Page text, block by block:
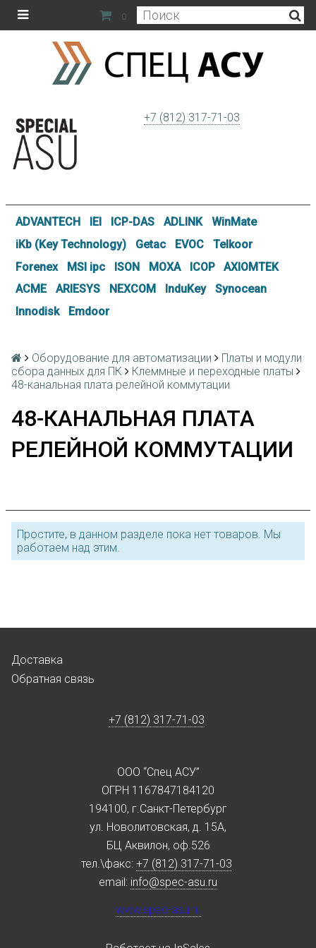
0
+7 (812) 317-71-03
ADVANTECH IEI ICP-DAS ADLINK
WinMate
iKb (Key Technology)
Getac EVOC
Telkoor
Forenex
MSI ipc ISON MOXA ICOP
AXIOMTEK
ACME
ARIESYS NEXCOM InduKey
Synocean
Innodisk
Emdoor
Оборудование для автоматизации
Платы и модули
сбора данных для ПК
Клеммные и переходные платы
48-канальная плата релейной коммутации
48-КАНАЛЬНАЯ ПЛАТА
РЕЛЕЙНОЙ КОММУТАЦИИ
Простите, в данном разделе пока нет товаров. Мы
работаем над этим.
Доставка
Обратная связь
+7 (812) 317-71-03
ООО “Спец АСУ”
ОГРН 1167847184120
194100, г.Санкт-Петербург
ул. Новолитовская, д. 15А,
БЦ Аквилон, оф.526
тел.\факс: +7 (812) 317-71-03
email: info@spec-asu.ru
www.spec-asu.ru